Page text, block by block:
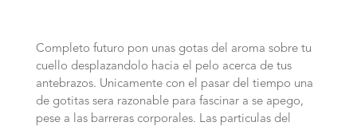
Completo futuro pon unas gotas del aroma sobre tu
cuello desplazandolo hacia el pelo acerca de tus
antebrazos. Unicamente con el pasar del tiempo una
de gotitas sera razonable para fascinar a se apego,
pese a las barreras corporales. Las particulas del